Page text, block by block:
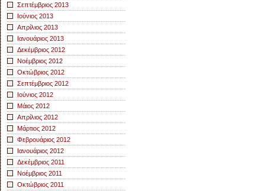
Σεπτέμβριος 2013
Ιούνιος 2013
Απρίλιος 2013
Ιανουάριος 2013
Δεκέμβριος 2012
Νοέμβριος 2012
Οκτώβριος 2012
Σεπτέμβριος 2012
Ιούνιος 2012
Μάιος 2012
Απρίλιος 2012
Μάρτιος 2012
Φεβρουάριος 2012
Ιανουάριος 2012
Δεκέμβριος 2011
Νοέμβριος 2011
Οκτώβριος 2011